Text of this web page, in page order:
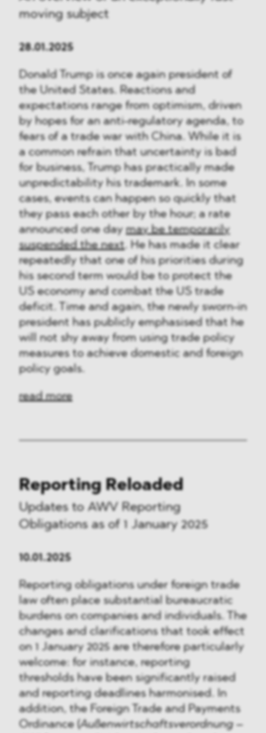
moving subject
28.01.2025
Donald Trump is once again president of
the United States. Reactions and
expectations range from optimism, driven
by hopes for an anti-regulatory agenda, to
fears of a trade war with China. While it is
a common refrain that uncertainty is bad
for business, Trump has practically made
unpredictability his trademark. In some
cases, events can happen so quickly that
they pass each other by the hour; a rate
announced one daymay be temporarily
suspended the next. He has made it clear
repeatedly that one of his priorities during
his second term would be to protect the
US economy and combat the US trade
deficit. Time and again, the newly sworn-in
president has publicly emphasised that he
will not shy away from using trade policy
measures to achieve domestic and foreign
policy goals.
read more
Reporting Reloaded
Updates to AWV Reporting
Obligations as of 1 January 2025
10.01.2025
Reporting obligations under foreign trade
law often place substantial bureaucratic
burdens on companies and individuals. The
changes and clarifications that took effect
on 1 January 2025 are therefore particularly
welcome: for instance, reporting
thresholds have been significantly raised
and reporting deadlines harmonised. In
addition, the Foreign Trade and Payments
Ordinance (Außenwirtschaftsverordnung –